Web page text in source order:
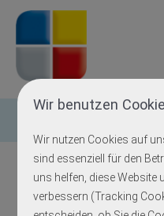
Wir benutzen
Wir nutzen Cookies auf
sind essenziell für den
uns helfen, diese Website
verbessern (Tracking